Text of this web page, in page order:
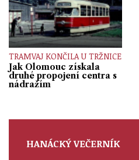
TRAMVAJ KONČILA U TRŽNICE
Jak Olomouc získala
druhé propojení centra s
nádražím
HANÁCKÝ VEČERNÍK